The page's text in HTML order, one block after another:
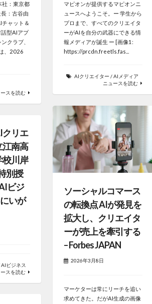
社：東京都
：古谷由
ャット＆
型AIアプ
クラブ、
、2026
ースを読む
マピオンが提供するマピオンニ
ュースへようこそ。ー 学生から
プロまで、すべてのクリエイタ
ーがAIを自分の武器にできる情
報メディアが誕生 ー [画像1:
https://prcdn.freetls.fas...
AIクリエイター /AIメディア
ニュースを読む
ソーシャルコマース
の転換点 AIが発見を
拡大し、クリエイタ
ーが売上を牽引する
– Forbes JAPAN
2026年3月8日
マーケターは常にリーチを追い
求めてきた。だがAI生成の画像
クリエ
江南高
校川岸
別授
ビジ
いが
AIビジネス
ースを読む